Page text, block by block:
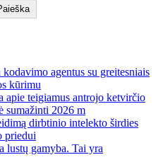
agentus su greitesniais
kūrimu
apie teigiamus antrojo ketvirčio
sumažinti 2026 m
dirbtinio intelekto širdies
priedui
lustų gamyba. Tai yra